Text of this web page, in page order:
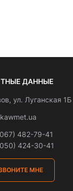
ДАННЫЕ
ул. Луганская 1Б
482-79-41
424-30-41
МНЕ